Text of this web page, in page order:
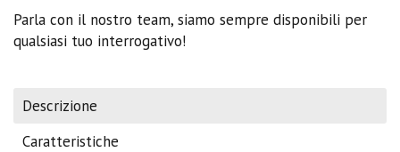
Parla con il nostro team, siamo sempre disponibili per
qualsiasi tuo interrogativo!
Descrizione
Caratteristiche